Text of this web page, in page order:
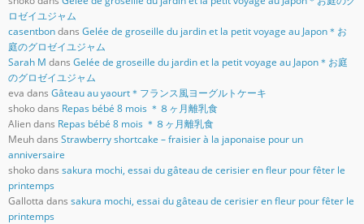
ロゼイユジャム
casentbondans Gelée de groseille du jardin et la petit voyage au Japon＊お
庭のグロゼイユジャム
Sarah M dans Gelée de groseille du jardin et la petit voyage au Japon＊お庭
のグロゼイユジャム
eva dans Gâteau au yaourt＊フランス風ヨーグルトケーキ
shokodans Repas bébé 8 mois ＊８ヶ月離乳食
Aliendans Repas bébé 8 mois ＊８ヶ月離乳食
Meuhdans Strawberry shortcake – fraisier à la japonaise pour un
anniversaire
shokodans sakura mochi, essai du gâteau de cerisier en fleur pour fêter le
printemps
Gallotta dans sakura mochi, essai du gâteau de cerisier en fleur pour fêter le
printemps